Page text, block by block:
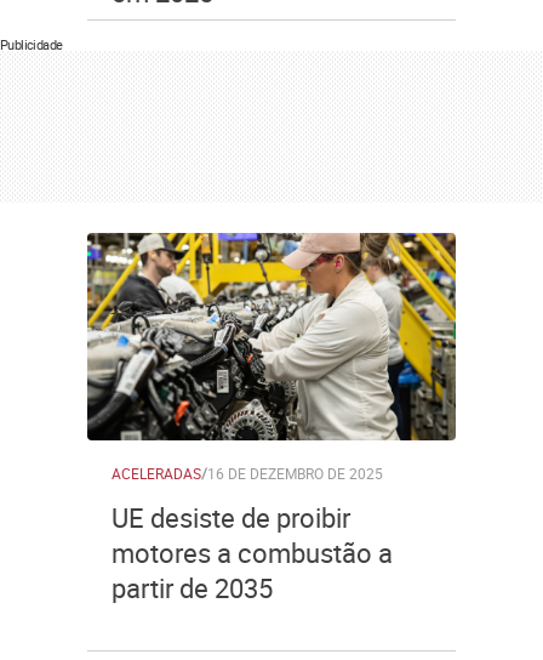
Publicidade
ACELERADAS/16 DE DEZEMBRO DE 2025
UE desiste de proibir
motores a combustão a
partir de 2035